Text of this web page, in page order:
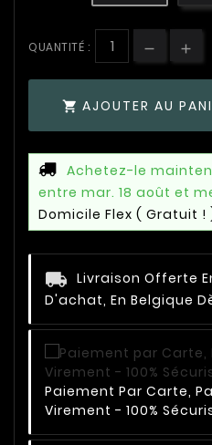
QUANTITÉ :
 AJOUTER AU
Achetez-le
entre mar. 18 août et
Domicile Flex ( Gratuit !
Livraison Offerte
D'achat, En Belgique
Paiement Par Carte,
Virement - 100%